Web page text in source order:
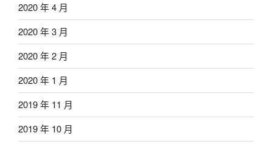
2020 年 4 月
2020 年 3 月
2020 年 2 月
2020 年 1 月
2019 年 11 月
2019 年 10 月